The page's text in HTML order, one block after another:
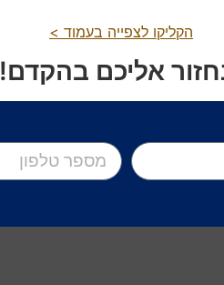
הקליקו לצפייה בעמוד >
אליכם בהקדם!